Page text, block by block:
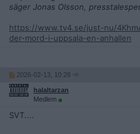
säger Jonas Olsson,
https://www.tv4.se/just-nu/
der-mord-i-uppsala-en-anhallen
2026-02-13, 10:28
halaltarzan
Medlem
SVT....